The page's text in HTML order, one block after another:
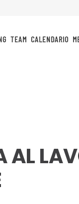
TEAM CALENDARIO
AL